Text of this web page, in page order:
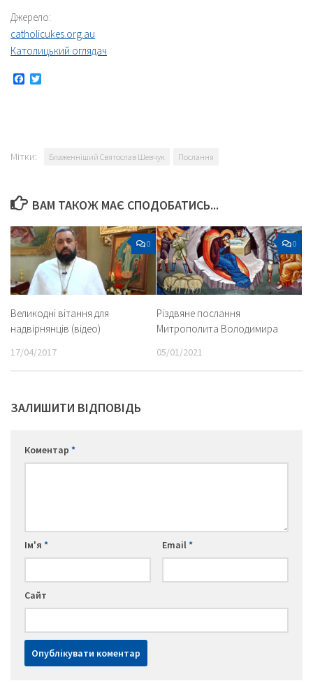
Джерело:
catholicukes.org.au
Католицький оглядач
Facebook
Мітки: Блаженніший Святослав Шевчук Послання
ВАМ ТАКОЖ МАЄ СПОДОБАТИСЬ...
0
Великодні вітання для
надвірнянців (відео)
17/04/2017
0
Різдвяне послання
Митрополита Володимира
05/01/2021
ЗАЛИШИТИ ВІДПОВІДЬ
Коментар *
Ім'я * Email*
Сайт